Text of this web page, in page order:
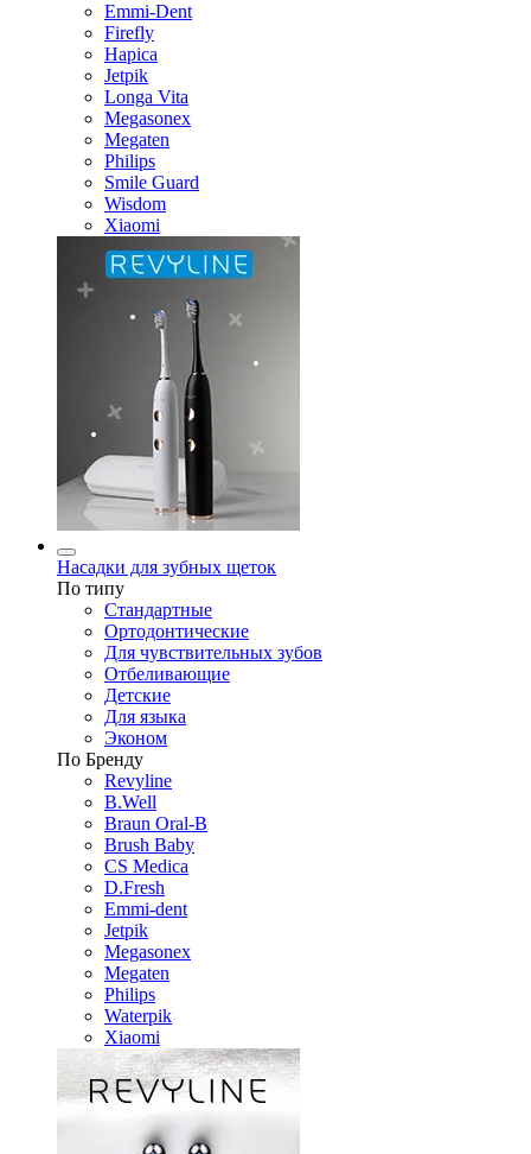
Emmi-Dent
Firefly
Hapica
Jetpik
Longa Vita
Megasonex
Megaten
Philips
Smile Guard
Wisdom
Xiaomi
Насадки для зубных щеток
По типу
Стандартные
Ортодонтические
Для чувствительных зубов
Отбеливающие
Детские
Для языка
Эконом
По Бренду
Revyline
B.Well
Braun Oral-B
Brush Baby
CS Medica
D.Fresh
Emmi-dent
Jetpik
Megasonex
Megaten
Philips
Waterpik
Xiaomi